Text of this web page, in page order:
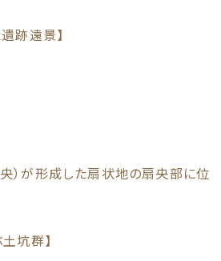
跡遠景】
）が形成した扇状地の扇央部に位
坑群】